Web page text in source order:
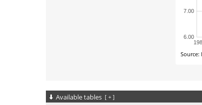
Available tables [ + ]